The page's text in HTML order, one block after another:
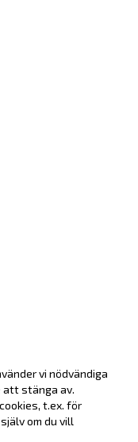
vi nödvändiga
att stänga av.
t.ex. för
om du vill